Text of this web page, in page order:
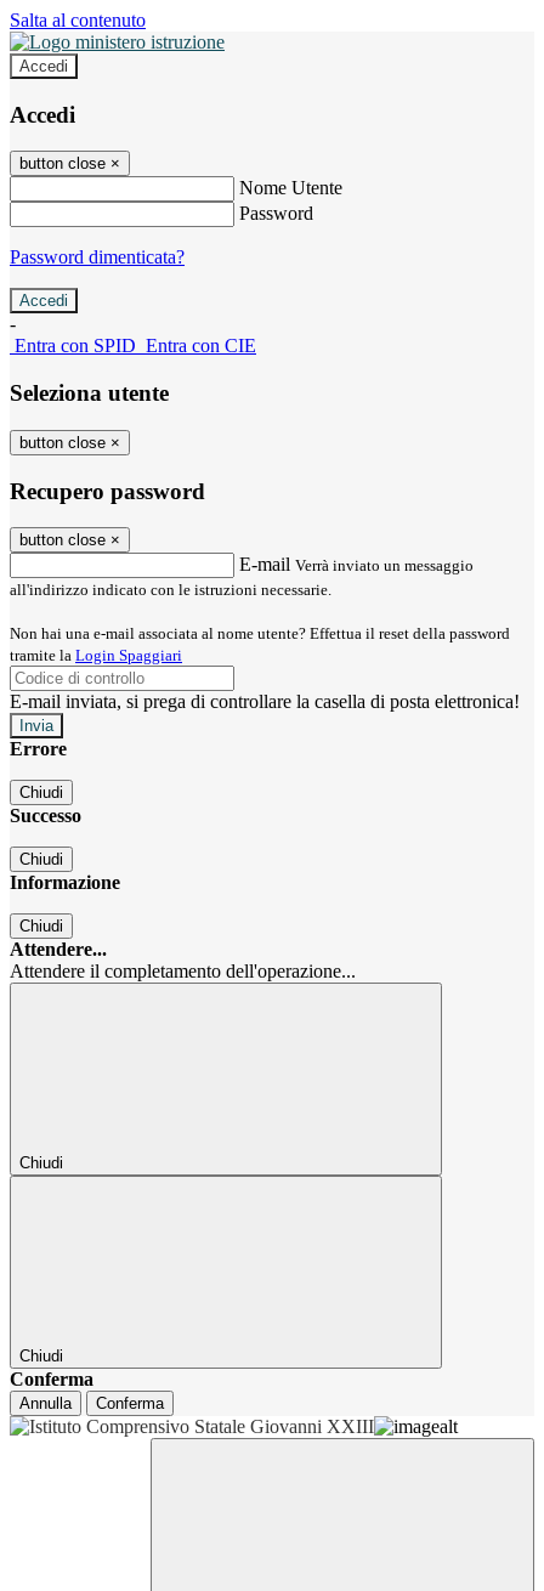
Salta al contenuto
Accedi
Accedi
button close ×
Nome Utente
Password
Password dimenticata?
-
Entra con SPID Entra con CIE
Seleziona utente
button close ×
Recupero password
button close ×
E-mail Verrà inviato un messaggio
all'indirizzo indicato con le istruzioni necessarie.
Non hai una e-mail associata al nome utente? Effettua il reset della password
tramite la Login Spaggiari
E-mail inviata, si prega di controllare la casella di posta elettronica!
Errore
Chiudi
Successo
Chiudi
Informazione
Chiudi
Attendere...
Attendere il completamento dell'operazione...
Chiudi
Chiudi
Conferma
Annulla Conferma